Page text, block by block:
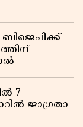
7
ജാഗ്രതാ